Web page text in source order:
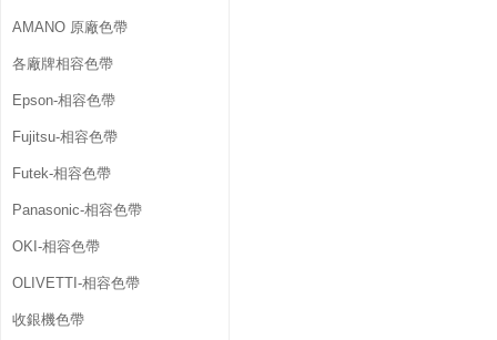
AMANO 原廠色帶
各廠牌相容色帶
Epson-相容色帶
Fujitsu-相容色帶
Futek-相容色帶
Panasonic-相容色帶
OKI-相容色帶
OLIVETTI-相容色帶
收銀機色帶